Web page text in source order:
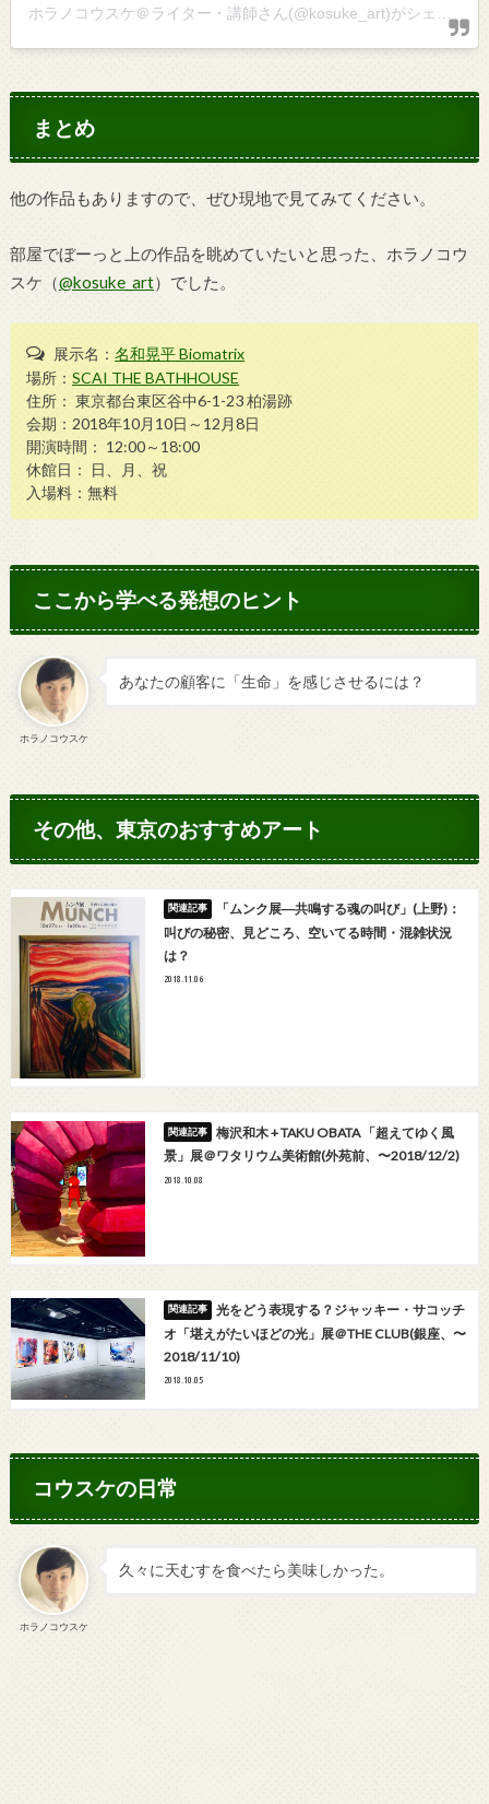
まとめ
他の作品もありますので、ぜひ現地で見てみてください。
部屋でぼーっと上の作品を眺めていたいと思った、ホラノコウ
スケ（@kosuke_art）でした。
展示名：名和晃平 Biomatrix
場所：SCAI THE BATHHOUSE
住所： 東京都台東区谷中6-1-23 柏湯跡
会期：2018年10月10日～12月8日
開演時間： 12:00～18:00
休館日： 日、月、祝
入場料：無料
ここから学べる発想のヒント
ホラノコウスケ
あなたの顧客に「生命」を感じさせるには？
その他、東京のおすすめアート
「ムンク展―共鳴する魂の叫び」(上野)：
叫びの秘密、見どころ、空いてる時間・混雑状況
は？
2018.11.06
梅沢和木 + TAKU OBATA 「超えてゆく風
景」展＠ワタリウム美術館(外苑前、〜2018/12/2)
2018.10.08
光をどう表現する？ジャッキー・サコッチ
オ「堪えがたいほどの光」展＠THE CLUB(銀座、〜
2018/11/10)
2018.10.05
コウスケの日常
ホラノコウスケ
久々に天むすを食べたら美味しかった。